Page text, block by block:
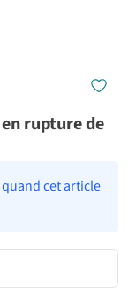
rupture de
cet article